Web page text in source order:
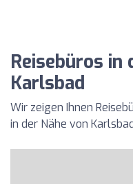
Reisebüros in
Karlsbad
Wir zeigen Ihnen
in der Nähe von